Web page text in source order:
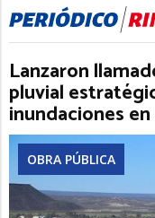
Lanzaron
pluvial
inundaciones
OBRA PÚBLICA